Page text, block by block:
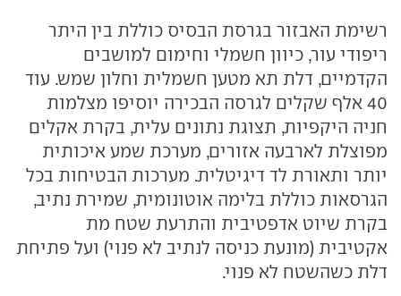
רשימת האבזור בגרסת הבסיס כוללת בין היתר
ריפודי עור, כיוון חשמלי וחימום למושבים
הקדמיים, דלת תא מטען חשמלית וחלון שמש. עוד
40 אלף שקלים לגרסה הבכירה יוסיפו מצלמות
חניה היקפיות, תצוגת נתונים עלית, בקרת אקלים
מפוצלת לארבעה אזורים, מערכת שמע איכותית
יותר ותאורת לד דיגיטלית. מערכות הבטיחות בכל
הגרסאות כוללת בלימה אוטונומית, שמירת נתיב,
בקרת שיוט אדפטיבית והתרעת שטח מת
אקטיבית (מונעת כניסה לנתיב לא פנוי) ועל פתיחת
דלת כשהשטח לא פנוי.